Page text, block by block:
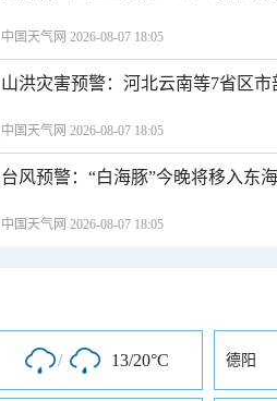
中国天气网 2026-08-07 18:05
山洪灾害预警：河北云南等7省区
中国天气网 2026-08-07 18:05
台风预警：“白海豚”今晚将移入东
中国天气网 2026-08-07 18:05
/ 13/20°C 德阳